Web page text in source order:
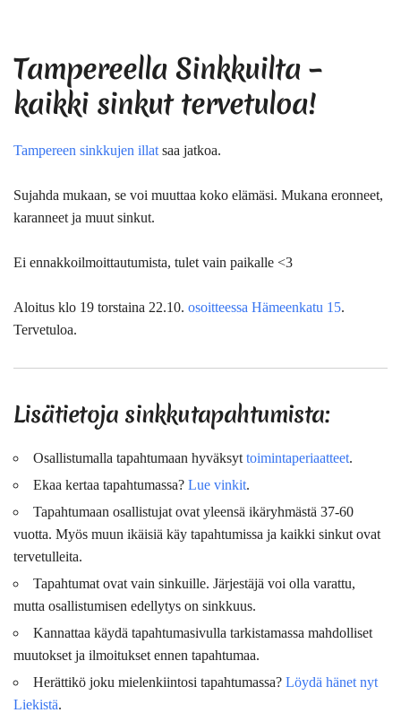
Tampereella Sinkkuilta –
kaikki sinkut tervetuloa!
Tampereen sinkkujen illat saa jatkoa.
Sujahda mukaan, se voi muuttaa koko elämäsi. Mukana eronneet,
karanneet ja muut sinkut.
Ei ennakkoilmoittautumista, tulet vain paikalle <3
Aloitus klo 19 torstaina 22.10. osoitteessa Hämeenkatu 15.
Tervetuloa.
Lisätietoja sinkkutapahtumista:
Osallistumalla tapahtumaan hyväksyt toimintaperiaatteet.
Ekaa kertaa tapahtumassa? Lue vinkit.
Tapahtumaan osallistujat ovat yleensä ikäryhmästä 37-60
vuotta. Myös muun ikäisiä käy tapahtumissa ja kaikki sinkut ovat
tervetulleita.
Tapahtumat ovat vain sinkuille. Järjestäjä voi olla varattu,
mutta osallistumisen edellytys on sinkkuus.
Kannattaa käydä tapahtumasivulla tarkistamassa mahdolliset
muutokset ja ilmoitukset ennen tapahtumaa.
Herättikö joku mielenkiintosi tapahtumassa? Löydä hänet nyt
Liekistä.